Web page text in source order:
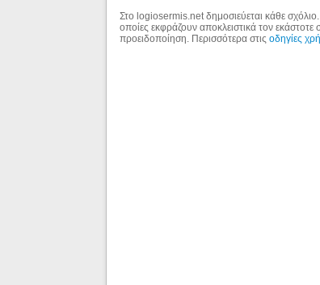
Στο logiosermis.net δημοσιεύεται κάθε
οποίες εκφράζουν αποκλειστικά τον
προειδοποίηση. Περισσότερα στιςοδηγίες